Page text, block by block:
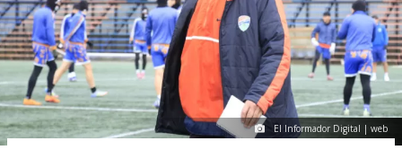
El Informador Digital | web